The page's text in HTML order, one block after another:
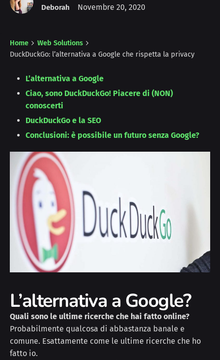
Deborah Novembre 20, 2020
Home
Web Solutions
DuckDuckGo: l’alternativa a Google che rispetta la privacy
L’alternativa a Google
Ciao, sono DuckDuckGo! Piacere di (NON)
conoscerti
DuckDuckGo e la SEO
Conclusioni: è possibile un futuro senza Google?
L’alternativa a Google?
Quali sono le ultime ricerche che hai fatto online?
Probabilmente qualcosa di abbastanza banale e
comune. Esattamente come le ultime ricerche che ho
fatto io.